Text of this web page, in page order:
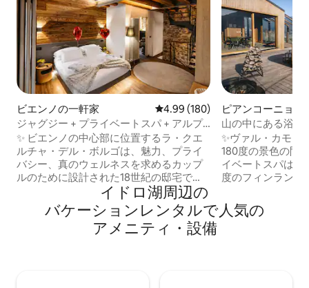
ビエンノの一軒家 レビュー180件、5つ星中4.99つ
4.99 (180)
ジャグジー + プライベートスパ + アルプ
スの眺望を備えたラグジュアリーホーム
✨ ビエンノの中心部に位置するラ・クエ
ルチャ・デル・ボルゴは、魅力、プライ
バシー、真のウェルネスを求めるカップ
ルのために設計された18世紀の邸宅で
す。アンティークの石、木材、デザイン
が、ジャグジー、フィンランド式サウ
ナ、アルプスの眺望を備えたプライベー
トスパと調和しています。 🛏️ プライベー
ピアンコーニョの
山の中にある浴
Home
✨ヴァル・カモニ
180度の景色の間
イベートスパは
度のフィンランド
ート + ダブルベ
を見渡せるガラス
イドロ湖⁠周⁠辺⁠の
バ⁠ケ⁠ー⁠シ⁠ョ⁠ン⁠レ⁠ン⁠タ⁠ル⁠で人⁠気⁠の
ア⁠メ⁠ニ⁠テ⁠ィ⁠・⁠設⁠備